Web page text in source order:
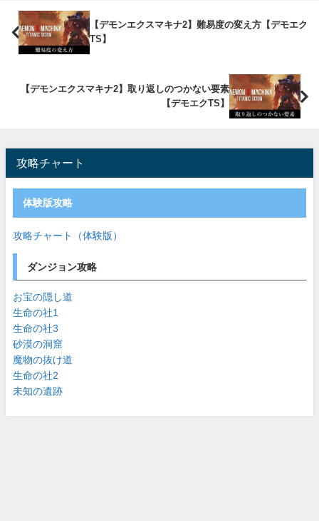
【デモンエクスマキナ2】難易度の変え方【デモエク
TS】
【デモンエクスマキナ2】取り返しのつかない要素
【デモエクTS】
攻略チャート
体験版攻略
攻略チャート（体験版）
ダンジョン攻略
お宝の隠し道
生命の社1
生命の社3
砂漠の洞窟
魔物の抜け道
生命の社2
未知の遺跡